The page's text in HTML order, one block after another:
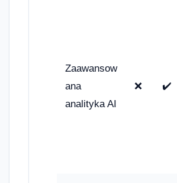
Zaawansow
ana
analityka AI
❌ ✔️